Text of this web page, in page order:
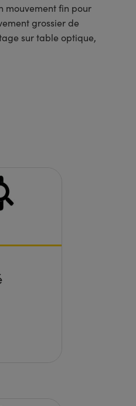
mouvement fin pour
grossier de
sur table optique,